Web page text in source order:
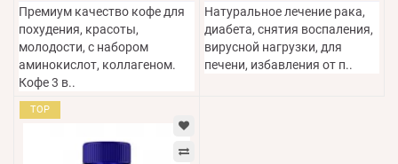
Премиум качество кофе для
похудения, красоты,
молодости, с набором
аминокислот, коллагеном.
Кофе 3 в..
Натуральное лечение рака,
диабета, снятия воспаления,
вирусной нагрузки, для
печени, избавления от п..
TOP